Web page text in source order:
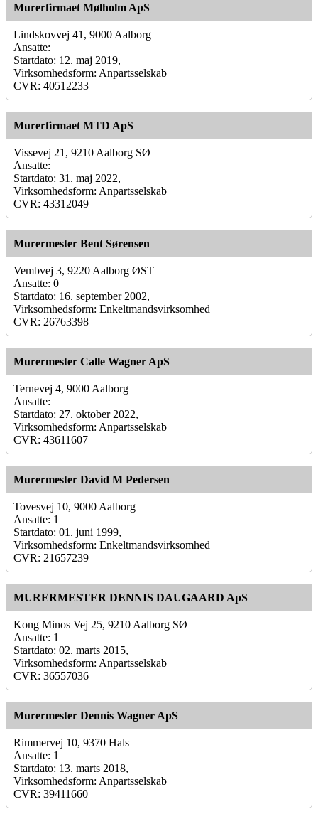
Murerfirmaet Mølholm ApS
Lindskovvej 41, 9000 Aalborg
Ansatte:
Startdato: 12. maj 2019,
Virksomhedsform: Anpartsselskab
CVR: 40512233
Murerfirmaet MTD ApS
Vissevej 21, 9210 Aalborg SØ
Ansatte:
Startdato: 31. maj 2022,
Virksomhedsform: Anpartsselskab
CVR: 43312049
Murermester Bent Sørensen
Vembvej 3, 9220 Aalborg ØST
Ansatte: 0
Startdato: 16. september 2002,
Virksomhedsform: Enkeltmandsvirksomhed
CVR: 26763398
Murermester Calle Wagner ApS
Ternevej 4, 9000 Aalborg
Ansatte:
Startdato: 27. oktober 2022,
Virksomhedsform: Anpartsselskab
CVR: 43611607
Murermester David M Pedersen
Tovesvej 10, 9000 Aalborg
Ansatte: 1
Startdato: 01. juni 1999,
Virksomhedsform: Enkeltmandsvirksomhed
CVR: 21657239
MURERMESTER DENNIS DAUGAARD ApS
Kong Minos Vej 25, 9210 Aalborg SØ
Ansatte: 1
Startdato: 02. marts 2015,
Virksomhedsform: Anpartsselskab
CVR: 36557036
Murermester Dennis Wagner ApS
Rimmervej 10, 9370 Hals
Ansatte: 1
Startdato: 13. marts 2018,
Virksomhedsform: Anpartsselskab
CVR: 39411660